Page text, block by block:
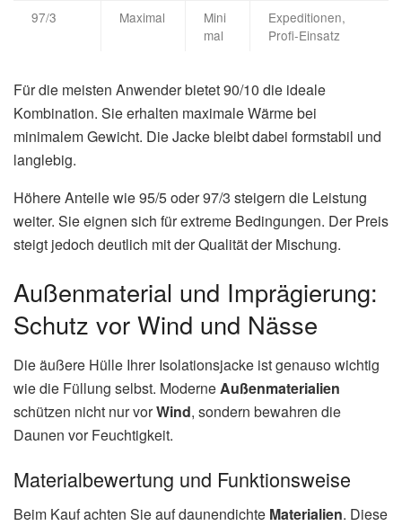
97/3 Maximal
Mini
mal
Expeditionen,
Profi-Einsatz
Für die meisten Anwender bietet 90/10 die ideale
Kombination. Sie erhalten maximale Wärme bei
minimalem Gewicht. Die Jacke bleibt dabei formstabil und
langlebig.
Höhere Anteile wie 95/5 oder 97/3 steigern die Leistung
weiter. Sie eignen sich für extreme Bedingungen. Der Preis
steigt jedoch deutlich mit der Qualität der Mischung.
Außenmaterial und Imprägierung:
Schutz vor Wind und Nässe
Die äußere Hülle Ihrer Isolationsjacke ist genauso wichtig
wie die Füllung selbst. ModerneAußenmaterialien
schützen nicht nur vorWind, sondern bewahren die
Daunen vor Feuchtigkeit.
Materialbewertung und Funktionsweise
Beim Kauf achten Sie auf daunendichte Materialien. Diese